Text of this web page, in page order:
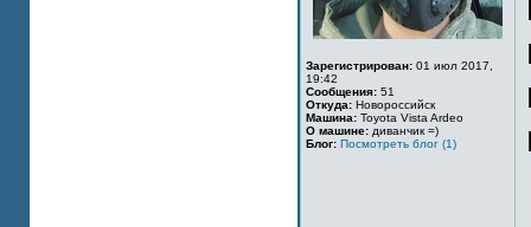
Зарегистрирован: 01 июл 2017,
19:42
Сообщения: 51
Откуда: Новороссийск
Машина: Toyota Vista Ardeo
О машине: диванчик =)
Блог: Посмотреть блог (1)